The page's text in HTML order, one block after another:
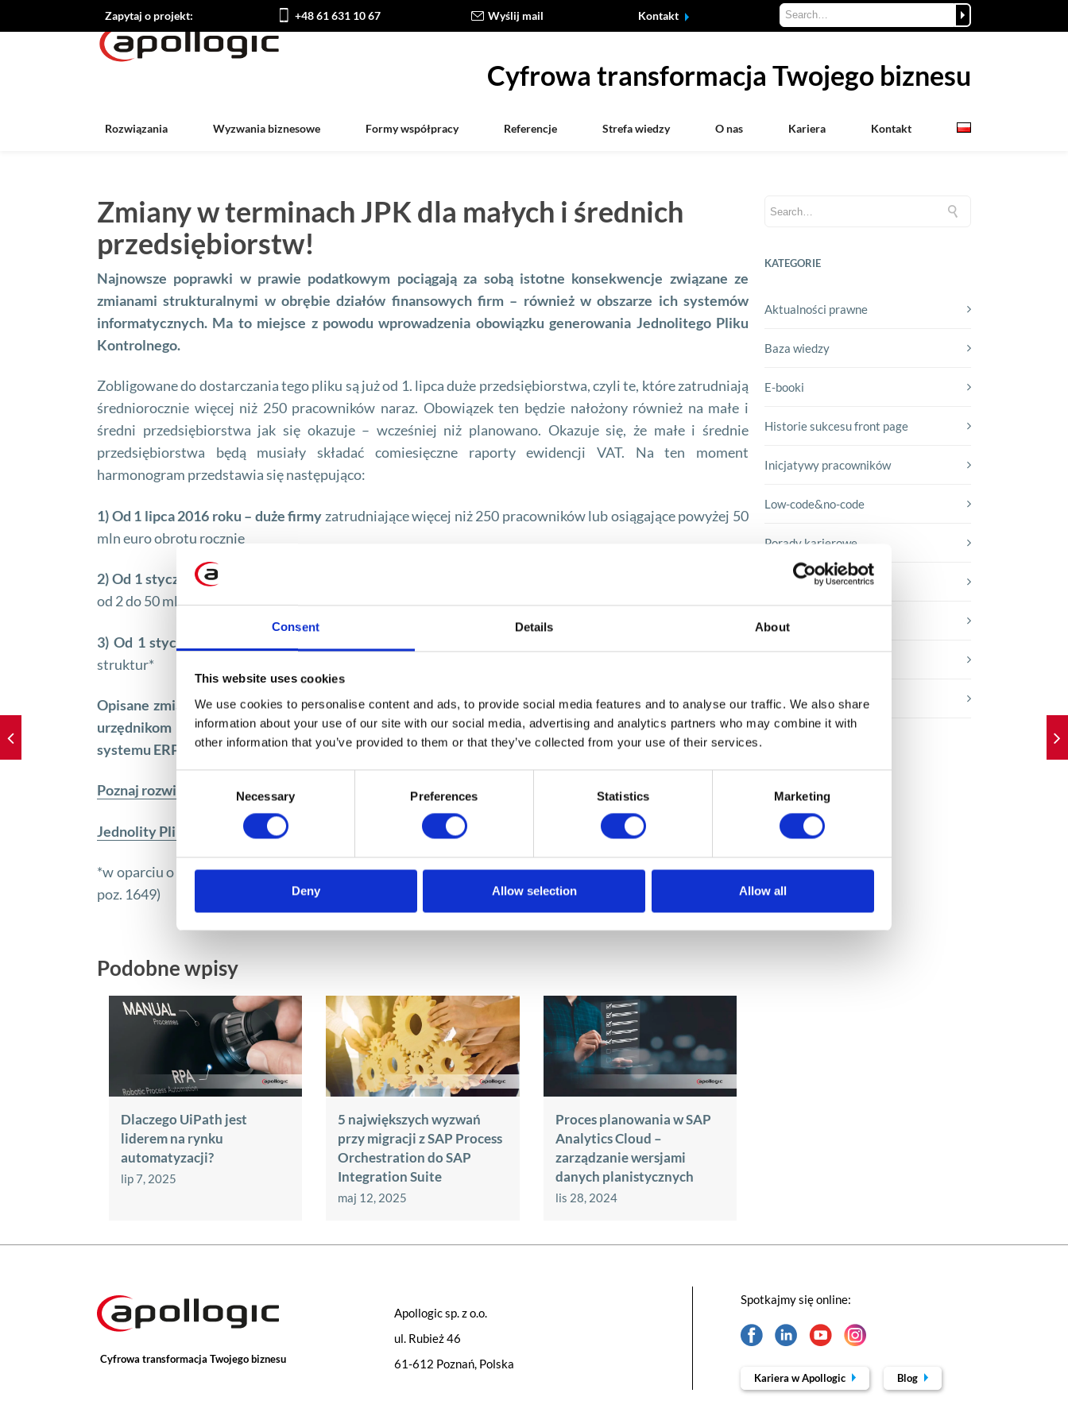
Consent Details About
This website uses cookies
We use cookies to personalise content and ads, to provide social media features and to analyse our traffic. We also share
information about your use of our site with our social media, advertising and analytics partners who may combine it with
other information that you’ve provided to them or that they’ve collected from your use of their services.
Selection
Necessary Preferences Statistics Marketing
Deny Allow selection Allow all
Zapytaj o projekt: +48 61 631 10 67 Wyślij mail Kontakt
Cyfrowa transformacja Twojego biznesu
Rozwiązania Wyzwania biznesowe Formy współpracy Referencje Strefa wiedzy O nas Kariera Kontakt
Zmiany w terminach JPK dla małych i średnich
przedsiębiorstw!
Najnowsze poprawki w prawie podatkowym pociągają za sobą istotne konsekwencje związane ze
zmianami strukturalnymi w obrębie działów finansowych firm – również w obszarze ich systemów
informatycznych. Ma to miejsce z powodu wprowadzenia obowiązku generowania Jednolitego Pliku
Kontrolnego.
Zobligowane do dostarczania tego pliku są już od 1. lipca duże przedsiębiorstwa, czyli te, które zatrudniają
średniorocznie więcej niż 250 pracowników naraz. Obowiązek ten będzie nałożony również na małe i
średni przedsiębiorstwa jak się okazuje – wcześniej niż planowano. Okazuje się, że małe i średnie
przedsiębiorstwa będą musiały składać comiesięczne raporty ewidencji VAT. Na ten moment
harmonogram przedstawia się następująco:
1) Od 1 lipca 2016 roku – duże firmy zatrudniające więcej niż 250 pracowników lub osiągające powyżej 50
mln euro obrotu rocznie
2) Od 1 stycznia 2017 roku – małe i średnie firmy
od 2 do 50 mln euro obrotu rocznie (w zakresie ewidencji VAT)
3) Od 1 stycznia 2018 roku.- małe i średnie przedsiębiorstwa
struktur*
Opisane zmiany legislacyjne pociągają za sobą spore wyzwania. Do wygenerowania pliku niezbędnego
urzędnikom państwowym potrzebne jest inteligentne rozwiązanie, nie obciążające wewnętrznego
systemu ERP lub potrafiące czerpać informacje z innych źródeł.
Poznaj rozwiązanie Apollogic związane w wdrożeniem JPK w Twojej firmie!
Jednolity Plik Kontrolny – najczęściej zadawane pytania!
*w oparciu o Artykuł 193a dodany do ustawy z 29 sierpnia 1997 r. – Ordynacja podatkowa (Dz.U. z 2015 r.
poz. 1649)
Podobne wpisy
Dlaczego UiPath jest
liderem na rynku
automatyzacji?
lip 7, 2025
5 największych wyzwań
przy migracji z SAP Process
Orchestration do SAP
Integration Suite
maj 12, 2025
Proces planowania w SAP
Analytics Cloud –
zarządzanie wersjami
danych planistycznych
lis 28, 2024
KATEGORIE
Aktualności prawne
Baza wiedzy
E-booki
Historie sukcesu front page
Inicjatywy pracowników
Low-code&no-code
Porady karierowe
Rozwiązania Microsoft
Technologie jutra
Webinar
Cyfrowa transformacja Twojego biznesu
Apollogic sp. z o.o.
ul. Rubież 46
61-612 Poznań, Polska
Spotkajmy się online:
Kariera w Apollogic Blog